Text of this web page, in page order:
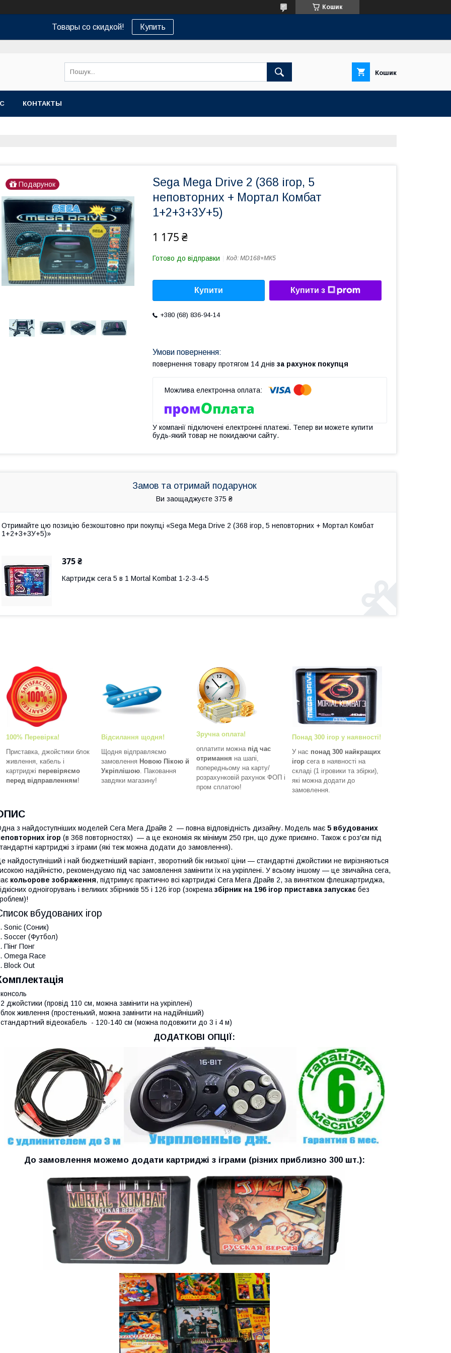
Кошик
Товары со скидкой! Купить
Кошик
КОНТАКТЫ
Подарунок
Sega Mega Drive 2 (368 ігор, 5
неповторних + Мортал Комбат
1+2+3+3У+5)
1 175 ₴
Готово до відправки Код: MD168+МК5
Купити Купити з
+380 (68) 836-94-14
повернення товару протягом 14 днів за рахунок покупця
У компанії підключені електронні платежі. Тепер ви можете купити
будь-який товар не покидаючи сайту.
Замов та отримай подарунок
Ви заощаджуєте 375 ₴
Отримайте цю позицію безкоштовно при покупці «Sega Mega Drive 2 (368 ігор, 5 неповторних + Мортал Комбат
1+2+3+3У+5)»
375 ₴
Картридж сега 5 в 1 Mortal Kombat 1-2-3-4-5
100% Перевірка!
Приставка, джойстики блок
живлення, кабель і
картриджі перевіряємо
перед відправленням!
Відсилання щодня!
Щодня відправляємо
замовлення Новою Пікою й
Укріплішою. Паковання
завдяки магазину!
Зручна оплата!
оплатити можна під час
отримання на шапі,
попередньому на карту/
розрахунковій рахунок ФОП і
пром сплатою!
Понад 300 ігор у наявності!
У нас понад 300 найкращих
ігор сега в наявності на
складі (1 ігровики та збірки),
які можна додати до
замовлення.
з найдоступніших моделей Сега Мега Драйв 2 — повна відповідність дизайну. Модель має 5 вбудованих
ігор (в 368 повторностях) — а це економія як мінімум 250 грн, що дуже приємно. Також є роз'єм під
картриджі з іграми (які теж можна додати до замовлення).
найдоступніший і най бюджетніший варіант, зворотний бік низької ціни — стандартні джойстики не вирізняються
надійністю, рекомендуємо під час замовлення замінити їх на укріплені. У всьому іншому — це звичайна сега,
кольорове зображення, підтримує практично всі картриджі Сега Мега Драйв 2, за винятком флешкартриджа,
одноігорувань і великих збірників 55 і 126 ігор (зокрема збірник на 196 ігор приставка запускає без
вбудованих ігор
Sonic (Соник)
Soccer (Футбол)
Пінг Понг
Omega Race
Block Out
джойстики (провід 110 см, можна замінити на укріплені)
живлення (простенький, можна замінити на надійніший)
відеокабель - 120-140 см (можна подовжити до 3 і 4 м)
ДОДАТКОВІ ОПЦІЇ:
До замовлення можемо додати картриджі з іграми (різних приблизно 300 шт.):